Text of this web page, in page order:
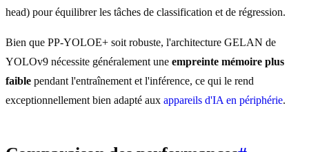
head) pour équilibrer les tâches de classification et de régression.
Bien que PP-YOLOE+ soit robuste, l'architecture GELAN de
YOLOv9 nécessite généralement une empreinte mémoire plus
faible pendant l'entraînement et l'inférence, ce qui le rend
exceptionnellement bien adapté aux appareils d'IA en périphérie.